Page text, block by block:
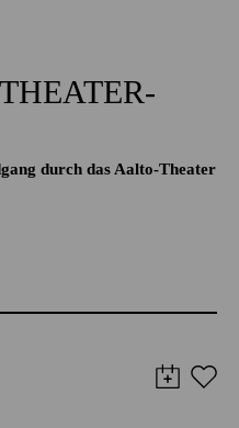
durch das Aalto-Theater